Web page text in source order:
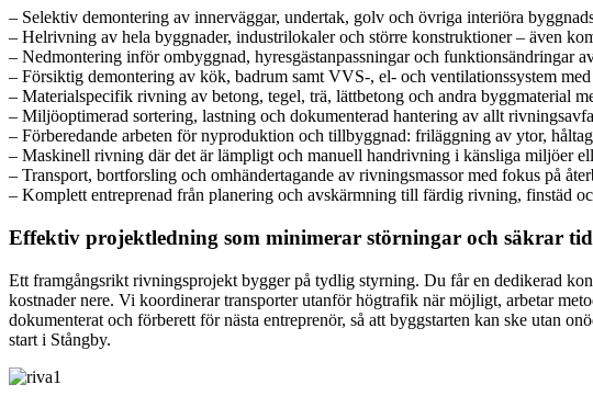
– Selektiv demontering av innerväggar, undertak, golv och övriga interiöra
– Helrivning av hela byggnader, industrilokaler och större konstruktioner – även
– Nedmontering inför ombyggnad, hyresgästanpassningar och funktionsändringar
– Försiktig demontering av kök, badrum samt VVS-, el- och ventilationssystem
– Materialspecifik rivning av betong, tegel, trä, lättbetong och andra byggmaterial
– Miljöoptimerad sortering, lastning och dokumenterad hantering av allt
– Förberedande arbeten för nyproduktion och tillbyggnad: friläggning av ytor,
– Maskinell rivning där det är lämpligt och manuell handrivning i känsliga miljöer
– Transport, bortforsling och omhändertagande av rivningsmassor med fokus på
– Komplett entreprenad från planering och avskärmning till färdig rivning, finstäd
Effektiv projektledning som minimerar störningar och säkrar
Ett framgångsrikt rivningsprojekt bygger på tydlig styrning. Du får en dedikerad
kostnader nere. Vi koordinerar transporter utanför högtrafik när möjligt, arbetar
dokumenterat och förberett för nästa entreprenör, så att byggstarten kan ske utan
start i Stångby.